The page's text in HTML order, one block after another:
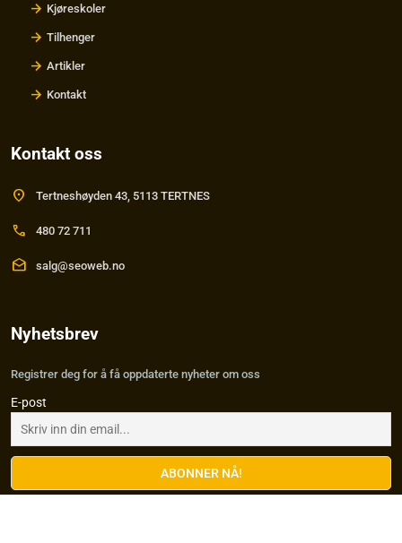
Kjøreskoler
Tilhenger
Artikler
Kontakt
Kontakt oss
location_on Tertneshøyden 43, 5113 TERTNES
call 480 72 711
drafts salg@seoweb.no
Nyhetsbrev
Registrer deg for å få oppdaterte nyheter om oss
E-post